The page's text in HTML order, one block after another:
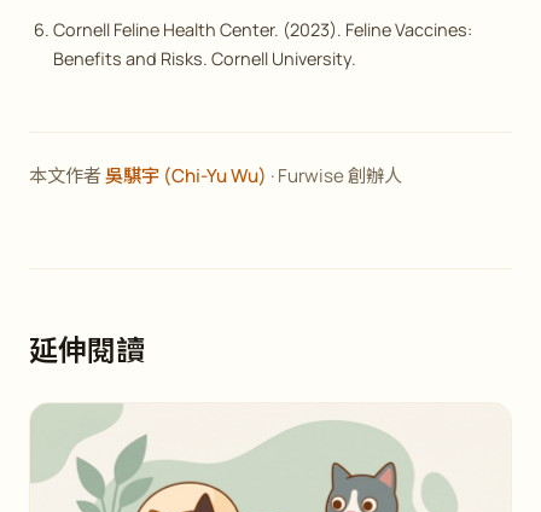
Cornell Feline Health Center. (2023). Feline Vaccines:
Benefits and Risks. Cornell University.
本文作者吳騏宇 (Chi-Yu Wu) · Furwise 創辦人
延伸閱讀